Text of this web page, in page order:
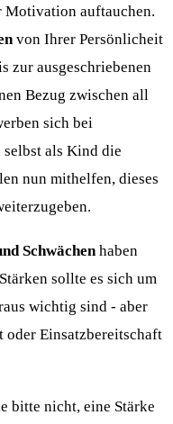
Motivation auftauchen.
von Ihrer Persönlicheit
zur ausgeschriebenen
Bezug zwischen all
sich bei
selbst als Kind die
nun mithelfen, dieses
Schwächenhaben
sollte es sich um
wichtig sind - aber
Einsatzbereitschaft
bitte nicht, eine Stärke